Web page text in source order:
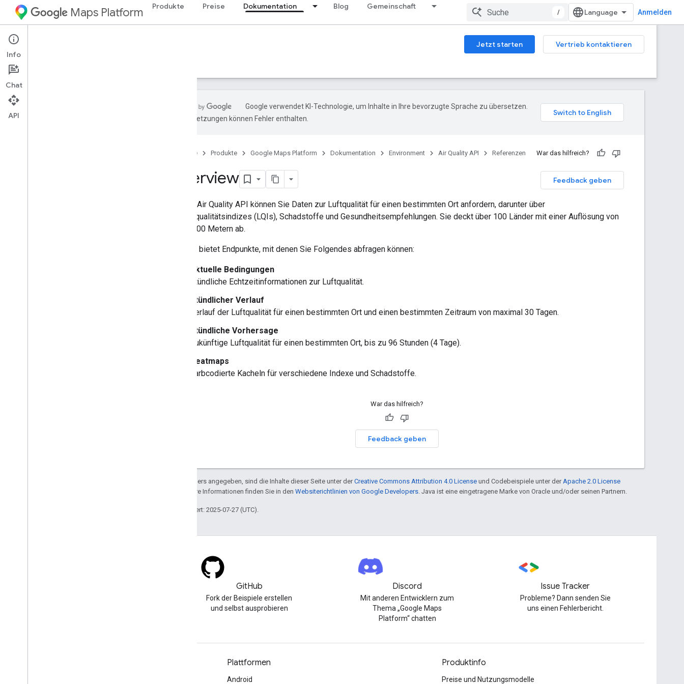
Maps Platform Produkte Preise Dokumentation Blog Gemeinschaft
/ Anmelden
Environment Jetzt starten
Vertrieb kontaktieren
Leitfäden
Google verwendet KI-Technologie, um Inhalte in Ihre bevorzugte Sprache zu übersetzen.
KI-Übersetzungen können Fehler enthalten.
Startseite Produkte Google Maps Platform Dokumentation Environment Air Quality API Referenzen War das hilfreich?
Feedback geben
Overview
Mit der Air Quality API können Sie Daten zur Luftqualität für einen bestimmten Ort anfordern, darunter über
70 Luftqualitätsindizes (LQIs), Schadstoffe und Gesundheitsempfehlungen. Sie deckt über 100 Länder mit einer Auflösung von
500 × 500 Metern ab.
Die API bietet Endpunkte, mit denen Sie Folgendes abfragen können:
Aktuelle Bedingungen
Stündliche Echtzeitinformationen zur Luftqualität.
Stündlicher Verlauf
Verlauf der Luftqualität für einen bestimmten Ort und einen bestimmten Zeitraum von maximal 30 Tagen.
Stündliche Vorhersage
Zukünftige Luftqualität für einen bestimmten Ort, bis zu 96 Stunden (4 Tage).
Heatmaps
Farbcodierte Kacheln für verschiedene Indexe und Schadstoffe.
War das hilfreich?
Feedback geben
Sofern nicht anders angegeben, sind die Inhalte dieser Seite unter derCreative Commons Attribution 4.0 License und Codebeispiele unter der Apache 2.0 License
lizenziert. Weitere Informationen finden Sie in den Websiterichtlinien von Google Developers . Java ist eine eingetragene Marke von Oracle und/oder seinen Partnern.
Zuletzt aktualisiert: 2025-07-27 (UTC).
GitHub
Fork der Beispiele erstellen
und selbst ausprobieren
Discord
Mit anderen Entwicklern zum
Thema „Google Maps
Platform“ chatten
Issue Tracker
Probleme? Dann senden Sie
uns einen Fehlerbericht.
Plattformen
Android
Produktinfo
Preise und Nutzungsmodelle
Info
Chat
API